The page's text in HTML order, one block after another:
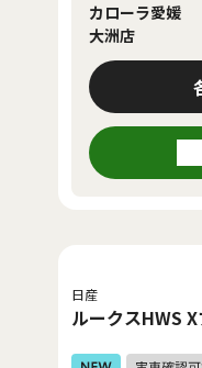
カローラ愛媛
大洲店
日産
ルークスHWS